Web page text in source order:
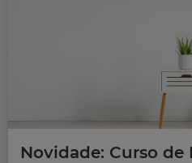
Novidade: Curso de